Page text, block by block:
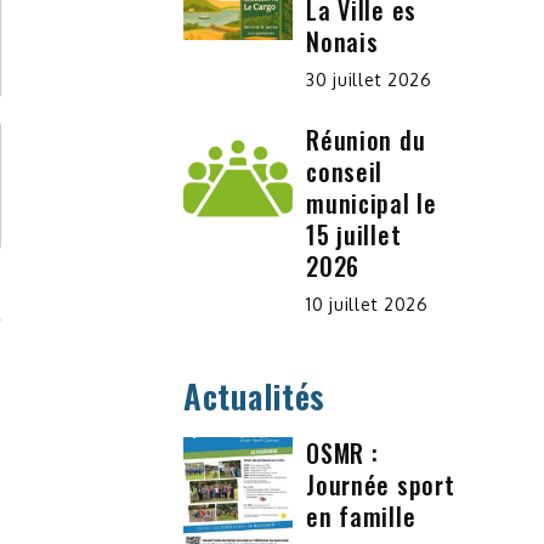
La Ville es
Nonais
30 juillet 2026
Réunion du
conseil
municipal le
15 juillet
2026
10 juillet 2026
Actualités
OSMR :
Journée sport
en famille